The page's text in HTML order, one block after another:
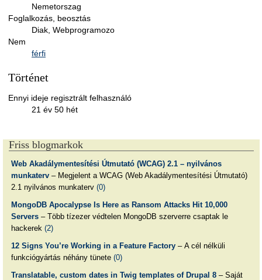
Nemetorszag
Foglalkozás, beosztás
Diak, Webprogramozo
Nem
férfi
Történet
Ennyi ideje regisztrált felhasználó
21 év 50 hét
Friss blogmarkok
Web Akadálymentesítési Útmutató (WCAG) 2.1 – nyilvános
munkaterv– Megjelent a WCAG (Web Akadálymentesítési Útmutató)
2.1 nyilvános munkaterv (0)
MongoDB Apocalypse Is Here as Ransom Attacks Hit 10,000
Servers– Több tízezer védtelen MongoDB szerverre csaptak le
hackerek (2)
12 Signs You’re Working in a Feature Factory– A cél nélküli
funkciógyártás néhány tünete (0)
Translatable, custom dates in Twig templates of Drupal 8– Saját